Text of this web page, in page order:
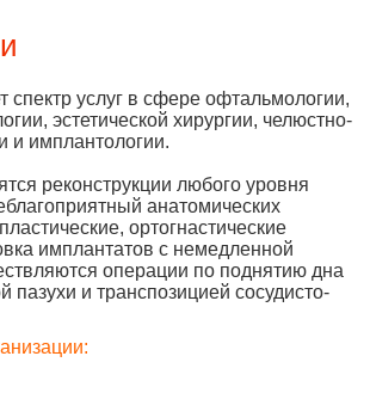
спектр услуг в сфере офтальмологии,
эстетической хирургии, челюстно-
и имплантологии.
реконструкции любого уровня
анатомических
ортогнастические
имплантатов с немедленной
операции по поднятию дна
пазухи и транспозицией сосудисто-